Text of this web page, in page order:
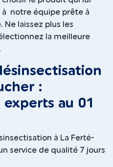
notre équipe prête à
laissez plus les
la meilleure
:
au 01
à La Ferté-
service de qualité 7 jours